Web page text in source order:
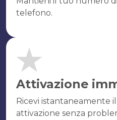
telefono.
Attivazione
Ricevi istantaneamente
attivazione senza